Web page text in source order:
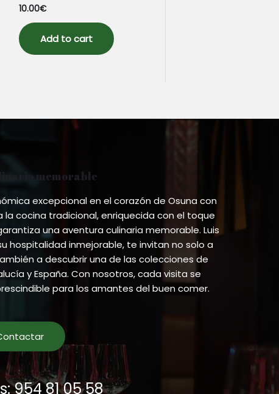
Rated
0
out
of
5
10.00€
Add to cart
memorable
excepcional en el corazón de Osuna con
la cocina tradicional, enriquecida con el toque
una aventura culinaria memorable. Luis
hospitalidad inmejorable, te invitan no solo a
a descubrir una de las colecciones de
y España. Con nosotros, cada visita se
para los amantes del buen comer.
954 81 05 58